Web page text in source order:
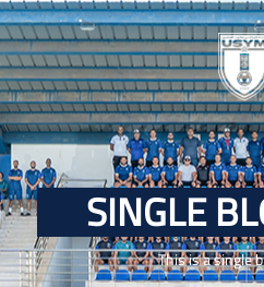
SINGLE
This is a single